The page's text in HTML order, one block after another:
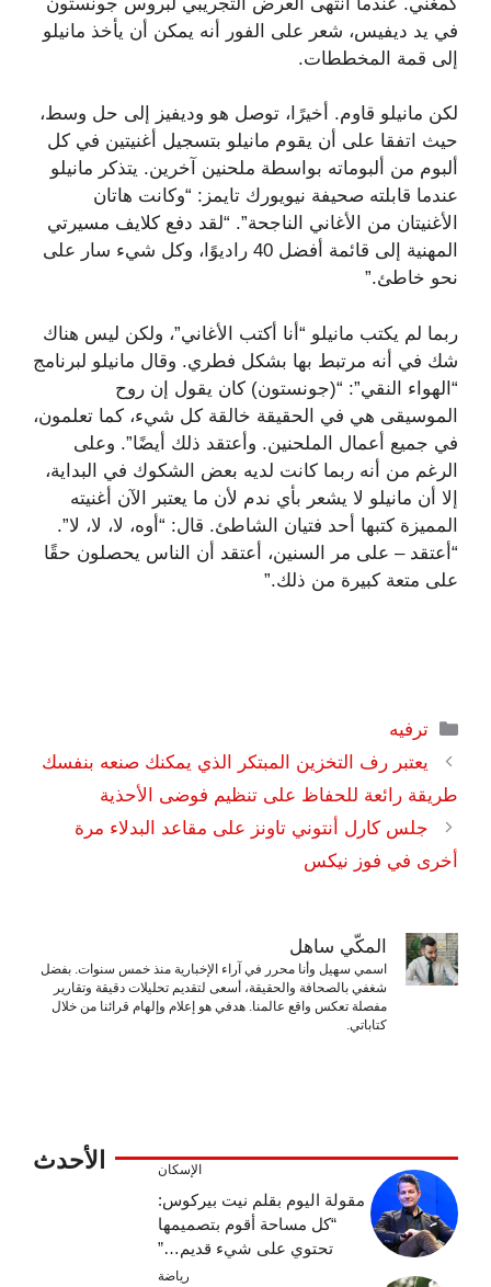
في يد ديفيس، شعر على الفور أنه يمكن أن يأخذ مانيلو
إلى قمة المخططات.
لكن مانيلو قاوم. أخيرًا، توصل هو وديفيز إلى حل وسط،
حيث اتفقا على أن يقوم مانيلو بتسجيل أغنيتين في كل
ألبوم من ألبوماته بواسطة ملحنين آخرين. يتذكر مانيلو
عندما قابلته صحيفة نيويورك تايمز: “وكانت هاتان
الأغنيتان من الأغاني الناجحة”. “لقد دفع كلايف مسيرتي
المهنية إلى قائمة أفضل 40 راديوًا، وكل شيء سار على
نحو خاطئ.”
ربما لم يكتب مانيلو “أنا أكتب الأغاني”، ولكن ليس هناك
شك في أنه مرتبط بها بشكل فطري. وقال مانيلو لبرنامج
“الهواء النقي”: “(جونستون) كان يقول إن روح
الموسيقى هي في الحقيقة خالقة كل شيء، كما تعلمون،
في جميع أعمال الملحنين. وأعتقد ذلك أيضًا”. وعلى
الرغم من أنه ربما كانت لديه بعض الشكوك في البداية،
إلا أن مانيلو لا يشعر بأي ندم لأن ما يعتبر الآن أغنيته
المميزة كتبها أحد فتيان الشاطئ. قال: “أوه، لا، لا، لا”.
“أعتقد – على مر السنين، أعتقد أن الناس يحصلون حقًا
على متعة كبيرة من ذلك.”
التصنيفات
ترفيه
يعتبر رف التخزين المبتكر الذي يمكنك صنعه بنفسك
طريقة رائعة للحفاظ على تنظيم فوضى الأحذية
جلس كارل أنتوني تاونز على مقاعد البدلاء مرة
أخرى في فوز نيكس
المكّي ساهل
اسمي سهيل وأنا محرر في آراء الإخبارية منذ خمس سنوات. بفضل
شغفي بالصحافة والحقيقة، أسعى لتقديم تحليلات دقيقة وتقارير
مفصلة تعكس واقع عالمنا. هدفي هو إعلام وإلهام قرائنا من خلال
كتاباتي.
الأحدث الإسكان
مقولة اليوم بقلم نيت بيركوس:
“كل مساحة أقوم بتصميمها
تحتوي على شيء قديم…”
رياضة